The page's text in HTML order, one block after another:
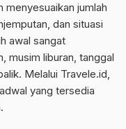
jumlah
dan situasi
awal sangat
musim liburan, tanggal
Melalui Travele.id,
yang tersedia